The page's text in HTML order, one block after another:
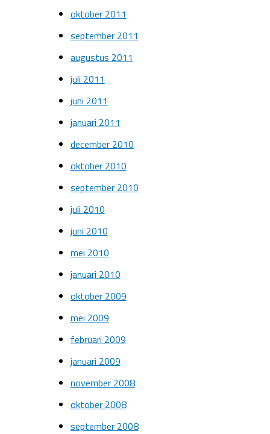
oktober 2011
september 2011
augustus 2011
juli 2011
juni 2011
januari 2011
december 2010
oktober 2010
september 2010
juli 2010
juni 2010
mei 2010
januari 2010
oktober 2009
mei 2009
februari 2009
januari 2009
november 2008
oktober 2008
september 2008